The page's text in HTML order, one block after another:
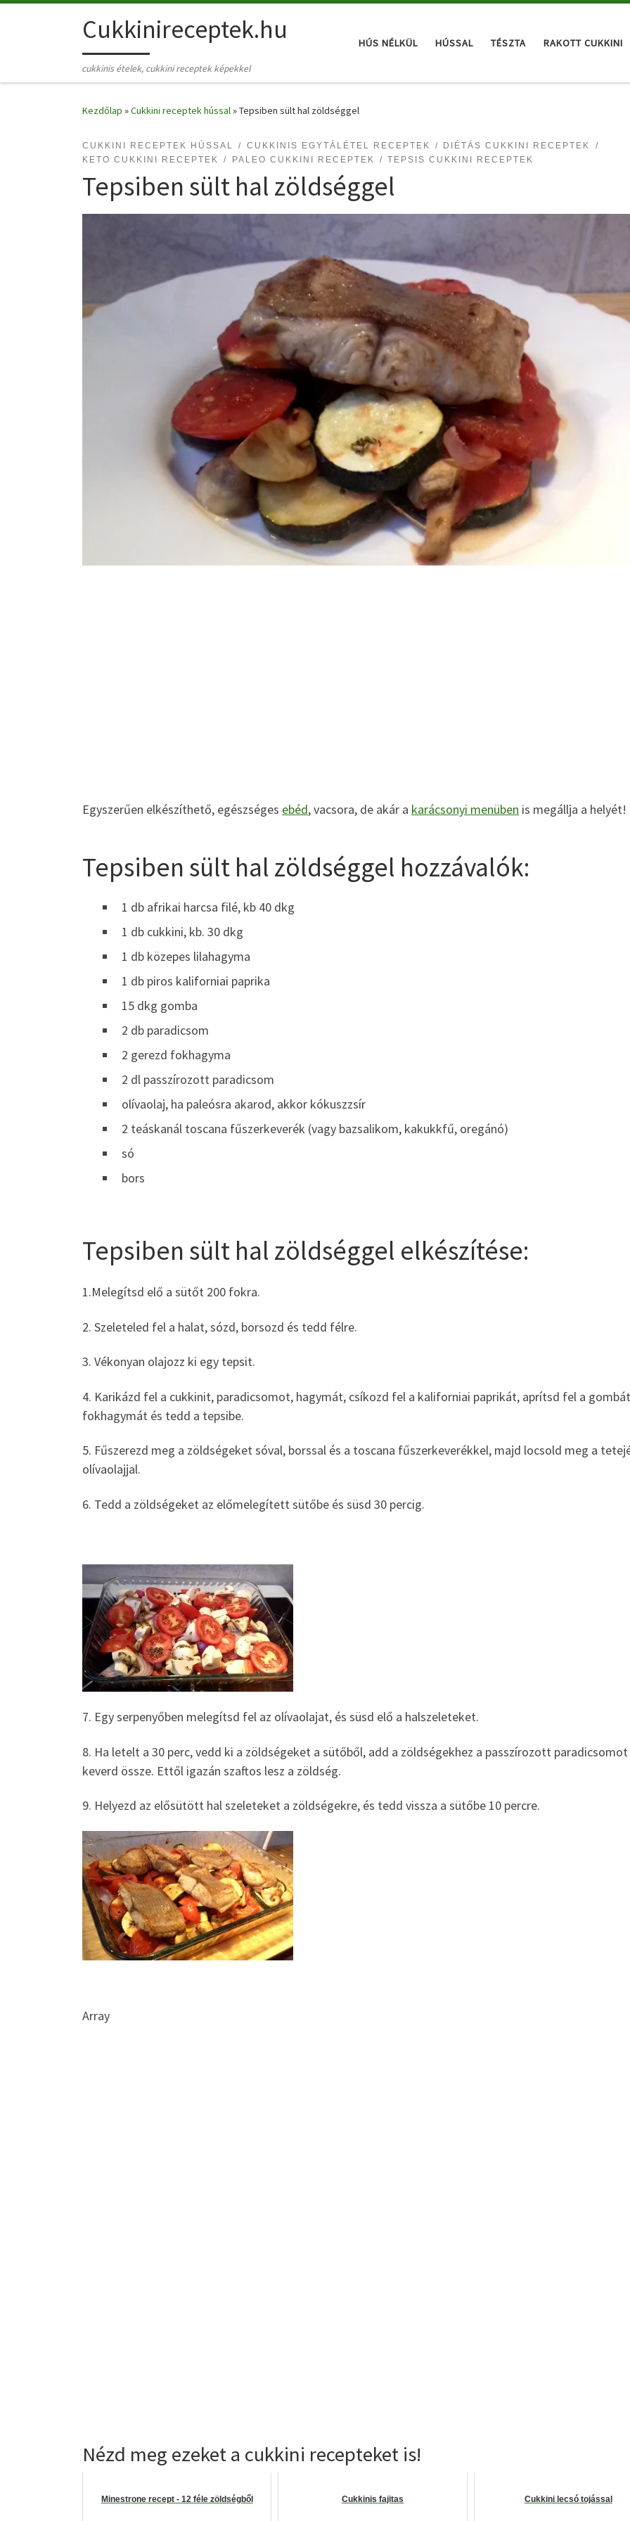
Skip to contentCukkinireceptek.hu
cukkinis ételek, cukkini receptek képekkel
HÚS NÉLKÜL HÚSSAL TÉSZTA RAKOTT CUKKINI
Kezdőlap »Cukkini receptek hússal»Tepsiben sült hal zöldséggel
CUKKINI RECEPTEK HÚSSAL CUKKINIS EGYTÁLÉTEL RECEPTEK
DIÉTÁS CUKKINI RECEPTEK
KETO CUKKINI RECEPTEK
PALEO CUKKINI RECEPTEK TEPSIS CUKKINI RECEPTEK
Tepsiben sült hal zöldséggel
Egyszerűen elkészíthető, egészséges ebéd, vacsora, de akár a karácsonyi menüben is megállja a helyét!
Tepsiben sült hal zöldséggel hozzávalók:
1 db afrikai harcsa filé, kb 40 dkg
1 db cukkini, kb. 30 dkg
1 db közepes lilahagyma
1 db piros kaliforniai paprika
15 dkg gomba
2 db paradicsom
2 gerezd fokhagyma
2 dl passzírozott paradicsom
olívaolaj, ha paleósra akarod, akkor kókuszzsír
2 teáskanál toscana fűszerkeverék (vagy bazsalikom, kakukkfű, oregánó)
só
bors
Tepsiben sült hal zöldséggel elkészítése:
1.Melegítsd elő a sütőt 200 fokra.
2. Szeleteled fel a halat, sózd, borsozd és tedd félre.
3. Vékonyan olajozz ki egy tepsit.
4. Karikázd fel a cukkinit, paradicsomot, hagymát, csíkozd fel a kaliforniai paprikát, aprítsd fel a
fokhagymát és tedd a tepsibe.
5. Fűszerezd meg a zöldségeket sóval, borssal és a toscana fűszerkeverékkel, majd locsold meg a
olívaolajjal.
6. Tedd a zöldségeket az előmelegített sütőbe és süsd 30 percig.
7. Egy serpenyőben melegítsd fel az olívaolajat, és süsd elő a halszeleteket.
8. Ha letelt a 30 perc, vedd ki a zöldségeket a sütőből, add a zöldségekhez a passzírozott paradicsomot
keverd össze. Ettől igazán szaftos lesz a zöldség.
9. Helyezd az elősütött hal szeleteket a zöldségekre, és tedd vissza a sütőbe 10 percre.
Array
Nézd meg ezeket a cukkini recepteket is!
Minestrone recept - 12 féle zöldségből Cukkinis fajitas Cukkini lecsó tojással